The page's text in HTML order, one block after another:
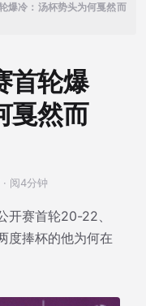
爆冷：汤杯势头为何戛然而
首轮爆
戛然而
· 阅4分钟
开赛首轮20-22、
度捧杯的他为何在